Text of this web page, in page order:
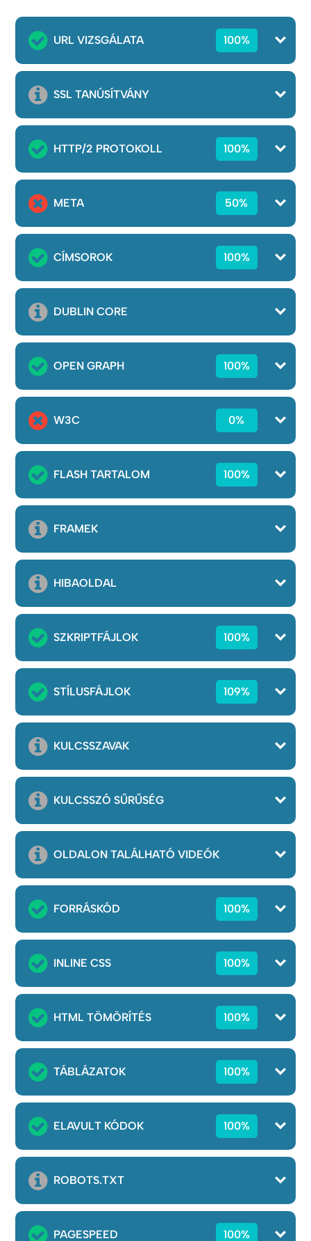
URL VIZSGÁLATA 100%
SSL TANÚSÍTVÁNY
HTTP/2 PROTOKOLL 100%
META 50%
CÍMSOROK 100%
DUBLIN CORE
OPEN GRAPH 100%
W3C 0%
FLASH TARTALOM 100%
FRAMEK
HIBAOLDAL
SZKRIPTFÁJLOK 100%
STÍLUSFÁJLOK 109%
KULCSSZAVAK
KULCSSZÓ SŰRŰSÉG
OLDALON TALÁLHATÓ VIDEÓK
FORRÁSKÓD 100%
INLINE CSS 100%
HTML TÖMÖRÍTÉS 100%
TÁBLÁZATOK 100%
ELAVULT KÓDOK 100%
ROBOTS.TXT
PAGESPEED 100%